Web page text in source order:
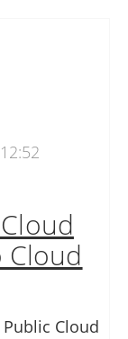
Cloud
Cloud